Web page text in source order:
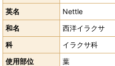
英名
Nettle
和名
西洋イラクサ
科
イラクサ科
使用部位
葉